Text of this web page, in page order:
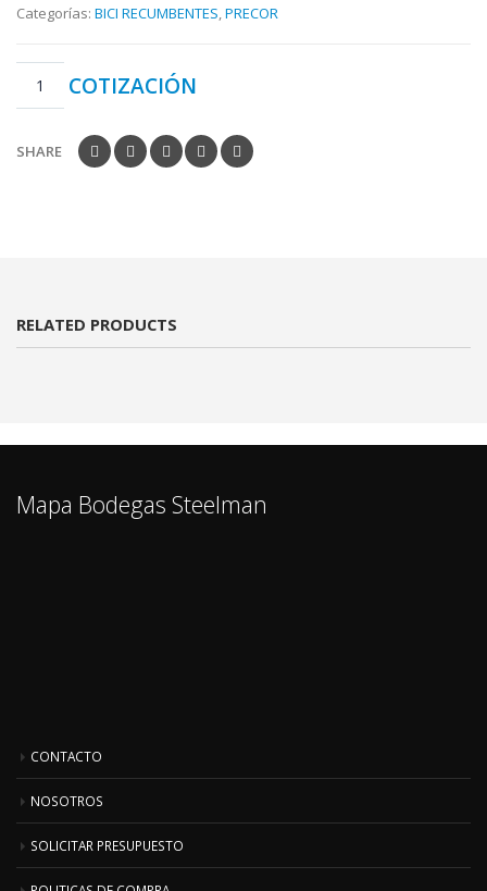
Categorías: BICI RECUMBENTES,PRECOR
COTIZACIÓN
SHARE
RELATED PRODUCTS
Mapa Bodegas Steelman
CONTACTO
NOSOTROS
SOLICITAR PRESUPUESTO